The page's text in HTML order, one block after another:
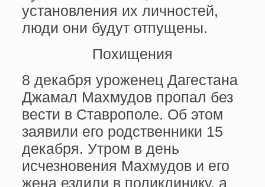
установления их личностей,
люди они будут отпущены.
Похищения
8 декабря уроженец Дагестана
Джамал Махмудов пропал без
вести в Ставрополе. Об этом
заявили его родственники 15
декабря. Утром в день
исчезновения Махмудов и его
жена ездили в поликлинику, а